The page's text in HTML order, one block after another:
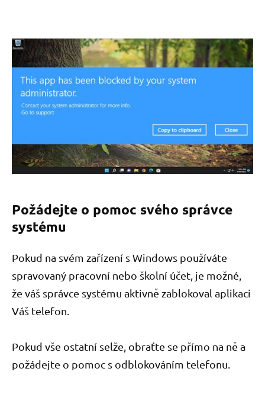
Požádejte o pomoc svého správce
systému
Pokud na svém zařízení s Windows používáte
spravovaný pracovní nebo školní účet, je možné,
že váš správce systému aktivně zablokoval aplikaci
Váš telefon.
Pokud vše ostatní selže, obraťte se přímo na ně a
požádejte o pomoc s odblokováním telefonu.